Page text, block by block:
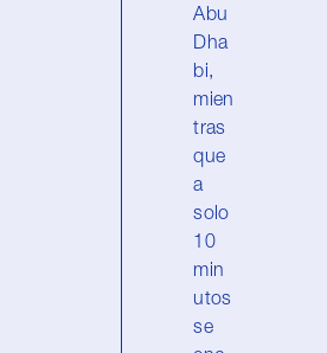
Abu
Dha
bi,
mien
tras
que
a
solo
10
min
utos
se